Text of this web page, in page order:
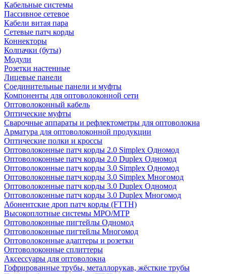
Кабельные системы
Пассивное сетевое
Кабели витая пара
Сетевые патч корды
Коннекторы
Колпачки (буты)
Модули
Розетки настенные
Лицевые панели
Соединительные панели и муфты
Компоненты для оптоволоконной сети
Оптоволоконный кабель
Оптические муфты
Сварочные аппараты и рефлектометры для оптоволокна
Арматура для оптоволоконной продукции
Оптические полки и кроссы
Оптоволоконные патч корды 2.0 Simplex Одномод
Оптоволоконные патч корды 2.0 Duplex Одномод
Оптоволоконные патч корды 3.0 Simplex Одномод
Оптоволоконные патч корды 3.0 Simplex Многомод
Оптоволоконные патч корды 3.0 Duplex Одномод
Оптоволоконные патч корды 3.0 Duplex Многомод
Абонентские дроп патч корды (FTTH)
Высокоплотные системы MPO/MTP
Оптоволоконные пигтейлы Одномод
Оптоволоконные пигтейлы Многомод
Оптоволоконные адаптеры и розетки
Оптоволоконные сплиттеры
Аксессуары для оптоволокна
Гофрированные трубы, металлорукав, жёсткие трубы